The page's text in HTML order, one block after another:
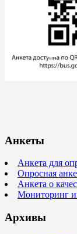
Анкеты
Анкета для
Опросная
Анкета о
Мониторинг
Архивы